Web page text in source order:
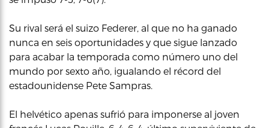
Su rival será el suizo Federer, al que no ha ganado
nunca en seis oportunidades y que sigue lanzado
para acabar la temporada como número uno del
mundo por sexto año, igualando el récord del
estadounidense Pete Sampras.
El helvético apenas sufrió para imponerse al joven